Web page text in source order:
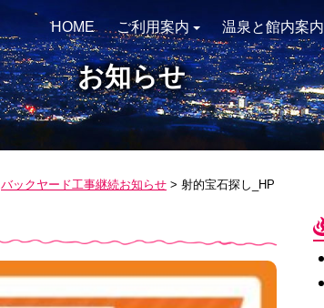
HOME ご利用案内 温泉と館内案内
お知らせ
バックヤード工事継続お知らせ > 射的宝石探し_HP